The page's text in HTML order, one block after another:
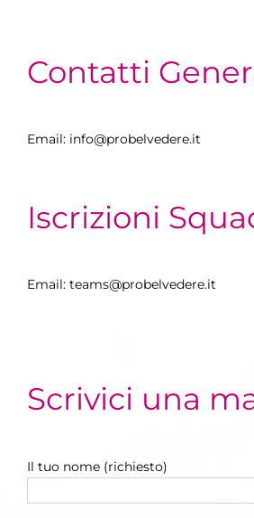
Contatti
Email: info@probelvedere.it
Iscrizioni
Email: teams@probelvedere.it
Scrivici una
Il tuo nome (richiesto)